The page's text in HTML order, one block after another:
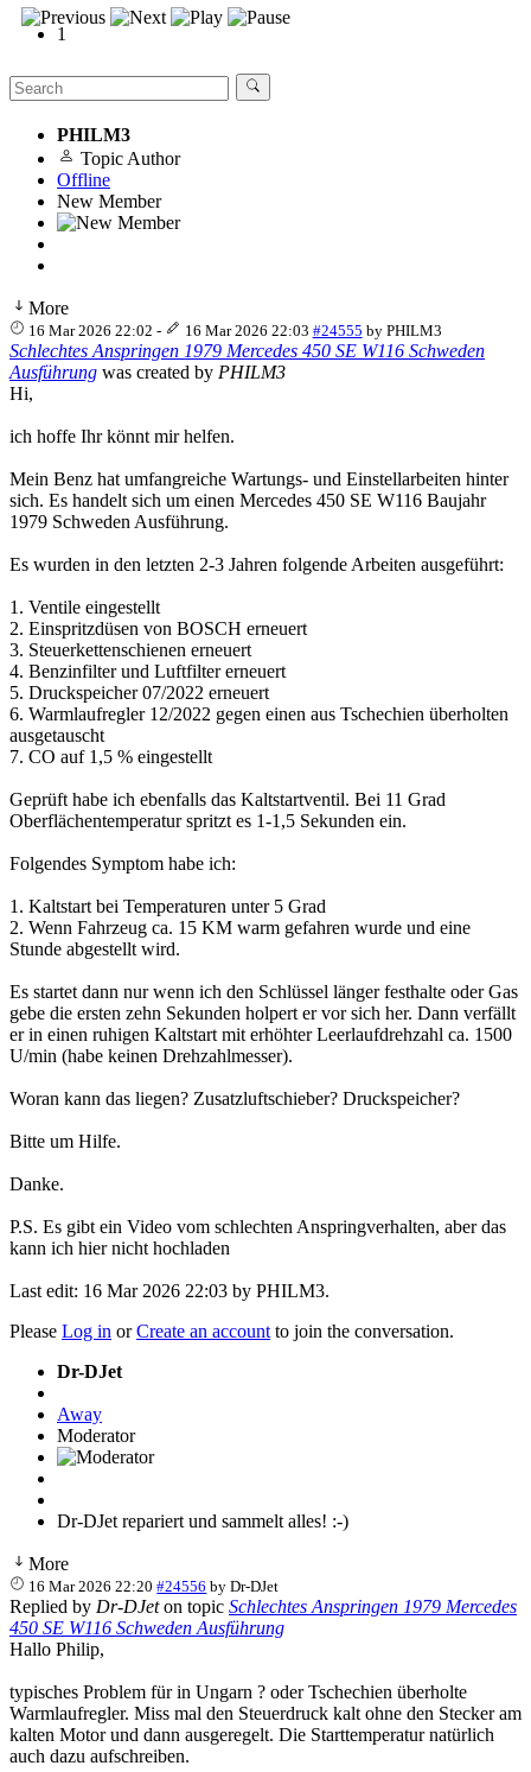
1
PHILM3
Topic Author
Offline
New Member
More
16 Mar 2026 22:02 - 16 Mar 2026 22:03 #24555 by PHILM3
Schlechtes Anspringen 1979 Mercedes 450 SE W116 Schweden
Ausführung was created by PHILM3
Hi,
ich hoffe Ihr könnt mir helfen.
Mein Benz hat umfangreiche Wartungs- und Einstellarbeiten hinter
sich. Es handelt sich um einen Mercedes 450 SE W116 Baujahr
1979 Schweden Ausführung.
Es wurden in den letzten 2-3 Jahren folgende Arbeiten ausgeführt:
1. Ventile eingestellt
2. Einspritzdüsen von BOSCH erneuert
3. Steuerkettenschienen erneuert
4. Benzinfilter und Luftfilter erneuert
5. Druckspeicher 07/2022 erneuert
6. Warmlaufregler 12/2022 gegen einen aus Tschechien überholten
ausgetauscht
7. CO auf 1,5 % eingestellt
Geprüft habe ich ebenfalls das Kaltstartventil. Bei 11 Grad
Oberflächentemperatur spritzt es 1-1,5 Sekunden ein.
Folgendes Symptom habe ich:
1. Kaltstart bei Temperaturen unter 5 Grad
2. Wenn Fahrzeug ca. 15 KM warm gefahren wurde und eine
Stunde abgestellt wird.
Es startet dann nur wenn ich den Schlüssel länger festhalte oder Gas
gebe die ersten zehn Sekunden holpert er vor sich her. Dann verfällt
er in einen ruhigen Kaltstart mit erhöhter Leerlaufdrehzahl ca. 1500
U/min (habe keinen Drehzahlmesser).
Woran kann das liegen? Zusatzluftschieber? Druckspeicher?
Bitte um Hilfe.
Danke.
P.S. Es gibt ein Video vom schlechten Anspringverhalten, aber das
kann ich hier nicht hochladen
Last edit: 16 Mar 2026 22:03 by PHILM3.
Please Log in orCreate an account to join the conversation.
Dr-DJet
Away
Moderator
Dr-DJet repariert und sammelt alles! :-)
More
16 Mar 2026 22:20 #24556 byDr-DJet
Replied by Dr-DJeton topic Schlechtes Anspringen 1979 Mercedes
450 SE W116 Schweden Ausführung
Hallo Philip,
typisches Problem für in Ungarn ? oder Tschechien überholte
Warmlaufregler. Miss mal den Steuerdruck kalt ohne den Stecker am
kalten Motor und dann ausgeregelt. Die Starttemperatur natürlich
auch dazu aufschreiben.